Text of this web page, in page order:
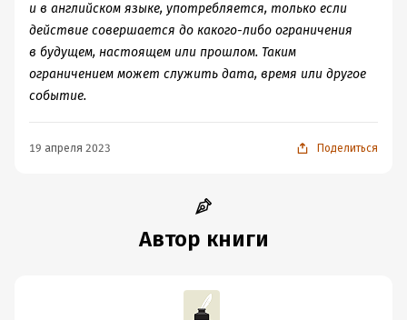
и в английском языке, употребляется, только если
действие совершается до какого-либо ограничения
в будущем, настоящем или прошлом. Таким
ограничением может служить дата, время или другое
событие.
19 апреля 2023 Поделиться
Автор книги